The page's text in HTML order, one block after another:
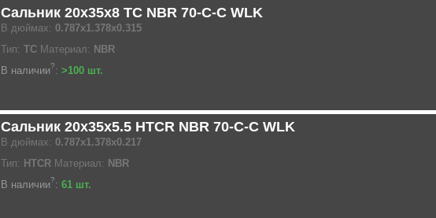
Сальник 20x35x8 TC NBR 70-C-C WLK
В дюймах: 0.787x1.378x0.315
Тип: TC Материал: NBR
В наличии?: >100 шт.
Сальник 20x35x5.5 HTCR NBR 70-C-C WLK
В дюймах: 0.787x1.378x0.217
Тип: HTCR Материал: NBR
В наличии?: 61 шт.